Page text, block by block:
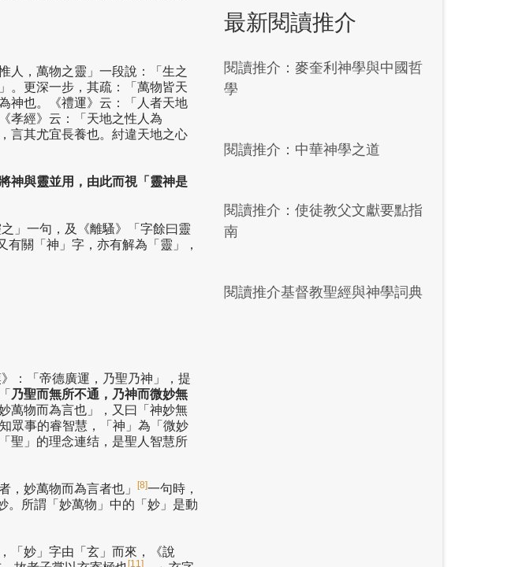
人，萬物之靈」一段說：「生之
。更深一步，其疏：「萬物皆天
神也。《禮運》云：「人者天地
孝經》云：「天地之性人為
言其尤宜長養也。紂違天地之心
神與靈並用，由此而視「靈神是
」一句，及《離騷》「字餘曰靈
有關「神」字，亦有解為「靈」，
：「帝德廣運，乃聖乃神」，提
乃聖而無所不通，乃神而微妙無
萬物而為言也」，又曰「神妙無
眾事的睿智慧，「神」為「微妙
聖」的理念連结，是聖人智慧所
，妙萬物而為言者也」 [8]一句時，
。所謂「妙萬物」中的「妙」是動
「妙」字由「玄」而來，《說
[11]
最新閱讀推介
閱讀推介：麥奎利神學與中國哲
學
閱讀推介：中華神學之道
閱讀推介：使徒教父文獻要點指
南
閱讀推介基督教聖經與神學詞典